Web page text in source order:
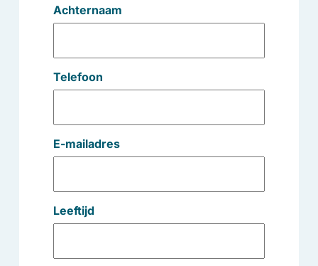
Achternaam
Telefoon
E-mailadres
Leeftijd